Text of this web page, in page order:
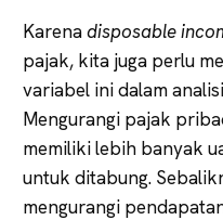
Karenadisposable
pajak, kita juga perlu
variabel ini dalam
Mengurangi pajak
memiliki lebih banyak
untuk ditabung.
mengurangi